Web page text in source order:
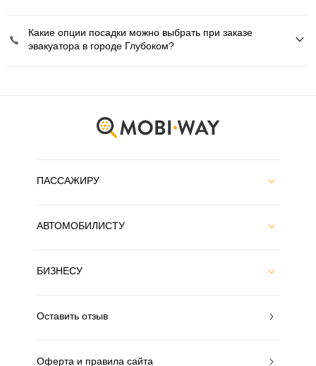
Какие опции посадки можно выбрать при заказе
эвакуатора в городе Глубоком?
ПАССАЖИРУ
АВТОМОБИЛИСТУ
БИЗНЕСУ
Оставить отзыв
Оферта и правила сайта